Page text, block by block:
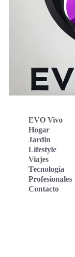
EVO Vivo
Hogar
Jardin
Lifestyle
Viajes
Tecnología
Profesionales
Contacto